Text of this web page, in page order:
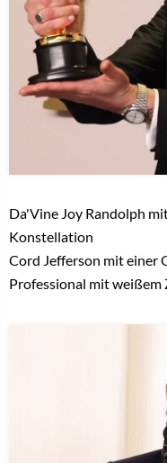
Da'Vine Joy Randolph
Konstellation
Cord Jefferson mit einer
Professional mit